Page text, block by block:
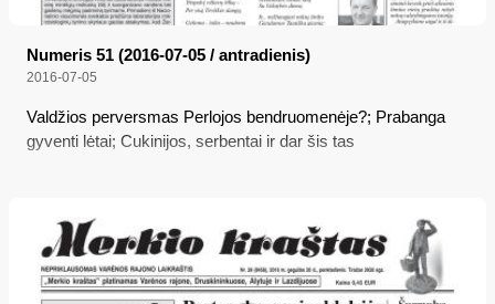
Numeris 51 (2016-07-05 / antradienis)
2016-07-05
Valdžios perversmas Perlojos bendruomenėje?; Prabanga
gyventi lėtai; Cukinijos, serbentai ir dar šis tas